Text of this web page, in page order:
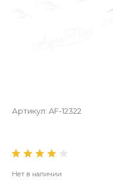
Артикул: AF-12322
Нет в наличии